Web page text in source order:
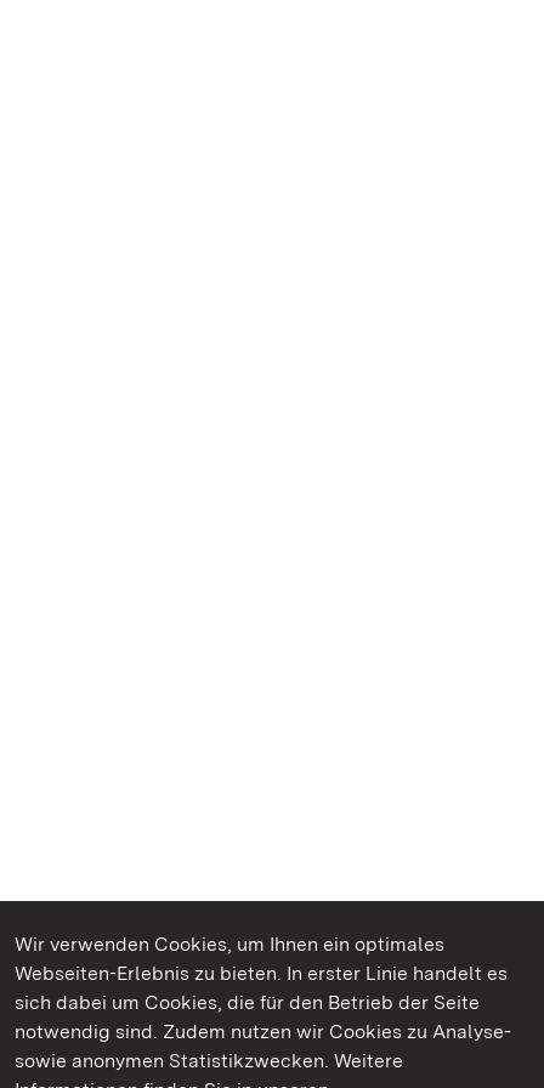
Wir verwenden Cookies, um Ihnen ein optimales
Webseiten-Erlebnis zu bieten. In erster Linie handelt es
sich dabei um Cookies, die für den Betrieb der Seite
notwendig sind. Zudem nutzen wir Cookies zu Analyse-
sowie anonymen Statistikzwecken. Weitere
Kommen. Staunen. Genießen.